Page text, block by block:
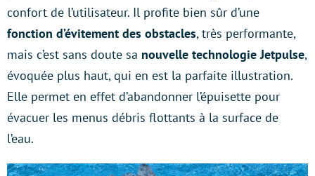
confort de l’utilisateur. Il profite bien sûr d’une
fonction d’évitement des obstacles, très performante,
mais c’est sans doute sa nouvelle technologie Jetpulse,
évoquée plus haut, qui en est la parfaite illustration.
Elle permet en effet d’abandonner l’épuisette pour
évacuer les menus débris flottants à la surface de
l’eau.